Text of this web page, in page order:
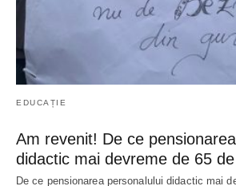
EDUCAȚIE
Am revenit! De ce
didactic mai devreme de 65
De ce pensionarea personalului didactic mai